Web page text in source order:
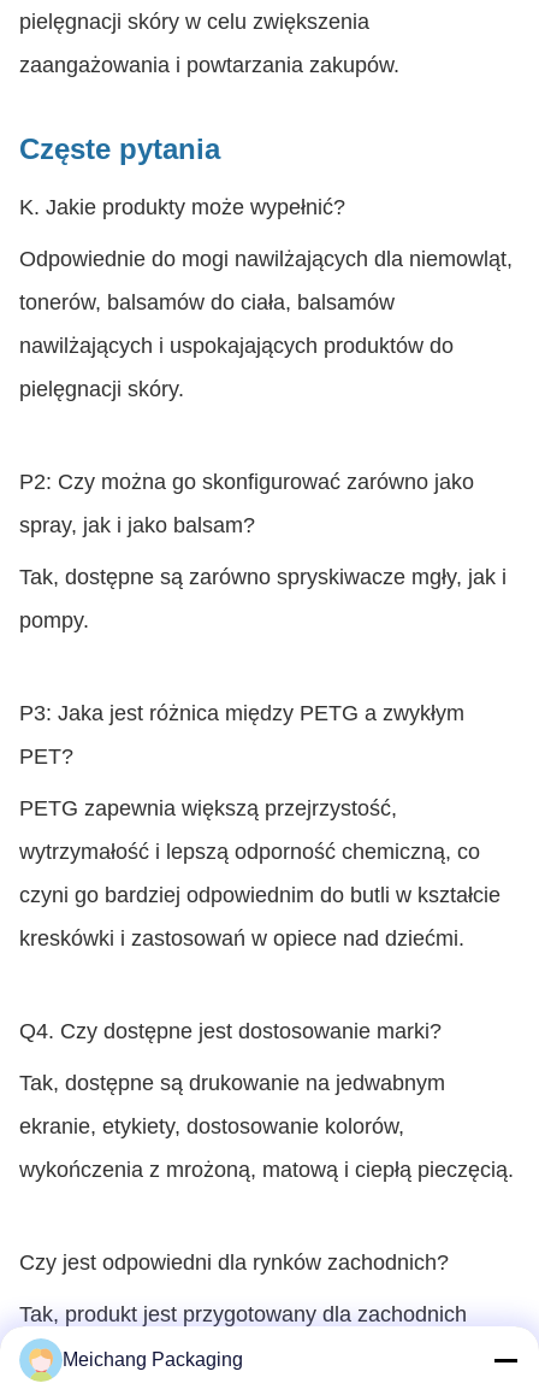
pielęgnacji skóry w celu zwiększenia
zaangażowania i powtarzania zakupów.
Częste pytania
K. Jakie produkty może wypełnić?
Odpowiednie do mogi nawilżających dla niemowląt,
tonerów, balsamów do ciała, balsamów
nawilżających i uspokajających produktów do
pielęgnacji skóry.
P2: Czy można go skonfigurować zarówno jako
spray, jak i jako balsam?
Tak, dostępne są zarówno spryskiwacze mgły, jak i
pompy.
P3: Jaka jest różnica między PETG a zwykłym
PET?
PETG zapewnia większą przejrzystość,
wytrzymałość i lepszą odporność chemiczną, co
czyni go bardziej odpowiednim do butli w kształcie
kreskówki i zastosowań w opiece nad dziećmi.
Q4. Czy dostępne jest dostosowanie marki?
Tak, dostępne są drukowanie na jedwabnym
ekranie, etykiety, dostosowanie kolorów,
wykończenia z mrożoną, matową i ciepłą pieczęcią.
Czy jest odpowiedni dla rynków zachodnich?
Tak, produkt jest przygotowany dla zachodnich
rynków opieki nad dziećmi, ze szczególnym
Meichang Packaging